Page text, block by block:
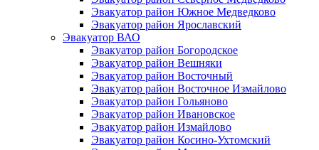
Эвакуатор район Южное Медведково
Эвакуатор район Ярославский
Эвакуатор ВАО
Эвакуатор район Богородское
Эвакуатор район Вешняки
Эвакуатор район Восточный
Эвакуатор район Восточное Измайлово
Эвакуатор район Гольяново
Эвакуатор район Ивановское
Эвакуатор район Измайлово
Эвакуатор район Косино-Ухтомский